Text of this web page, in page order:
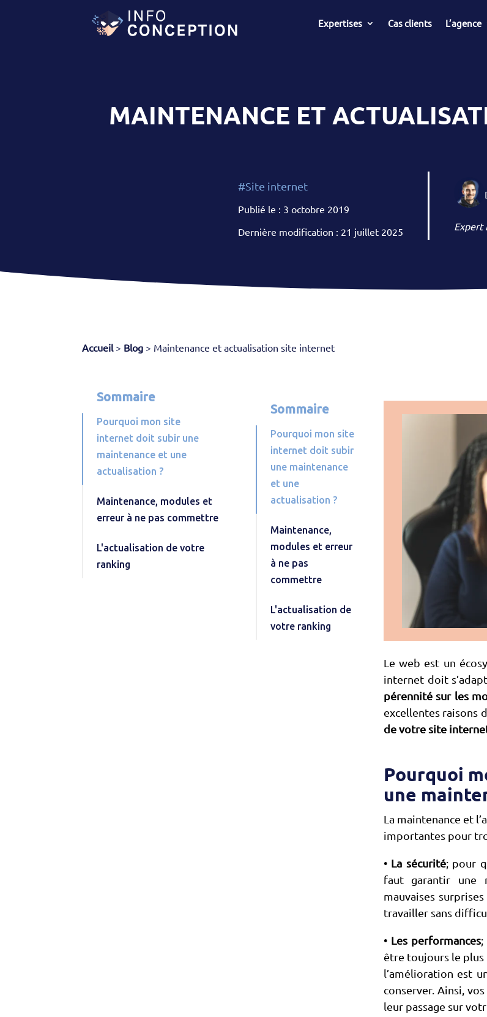
Expertises Cas clients L’agence
MAINTENANCE ET
#Site internet
Publié le : 3 octobre 2019
Dernière modification : 21 juillet 2025
Expert
Accueil > Blog > Maintenance et actualisation site internet
Sommaire
Pourquoi mon site
internet doit subir une
maintenance et une
actualisation ?
Maintenance, modules et
erreur à ne pas commettre
L'actualisation de votre
ranking
Sommaire
Pourquoi mon site
internet doit subir
une maintenance
et une
actualisation ?
Maintenance,
modules et erreur
à ne pas
commettre
L'actualisation de
votre ranking
Le web est un
internet doit
pérennité sur les
excellentes raisons
de votre site
Pourquoi
une
La maintenance et
importantes pour
• La sécurité; pour
faut garantir une
mauvaises
travailler sans
• Les performances;
être toujours le
l’amélioration est
conserver. Ainsi,
leur passage sur